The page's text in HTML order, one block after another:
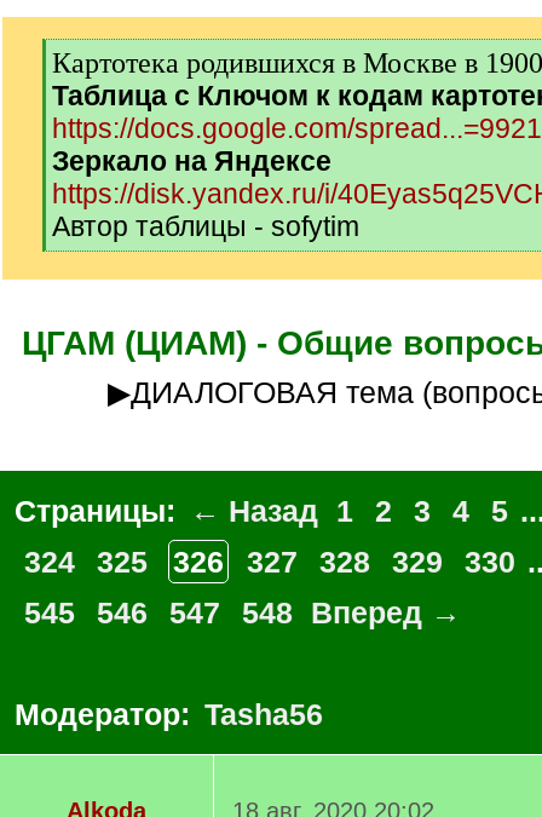
[
q
Картотека родившихся в Москве в
Таблица с Ключом к кодам
https://docs.google.com/
Зеркало на Яндексе
https://disk.yandex.ru/i/
Автор таблицы - sofytim
[
/
ЦГАМ (ЦИАМ) - Общие
▶ДИАЛОГОВАЯ тема
Страницы: ← Назад 1 2 3 4 5
324
325 326 327 328 329 330
545
546 547 548 Вперед →
Модератор: Tasha56
Alkoda
18 авг. 2020 20:02